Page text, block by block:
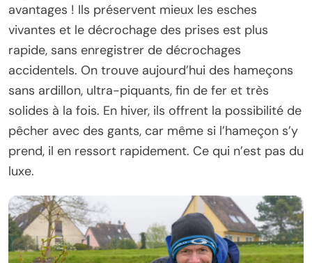
avantages ! Ils préservent mieux les esches
vivantes et le décrochage des prises est plus
rapide, sans enregistrer de décrochages
accidentels. On trouve aujourd’hui des hameçons
sans ardillon, ultra-piquants, fin de fer et très
solides à la fois. En hiver, ils offrent la possibilité de
pêcher avec des gants, car même si l’hameçon s’y
prend, il en ressort rapidement. Ce qui n’est pas du
luxe.